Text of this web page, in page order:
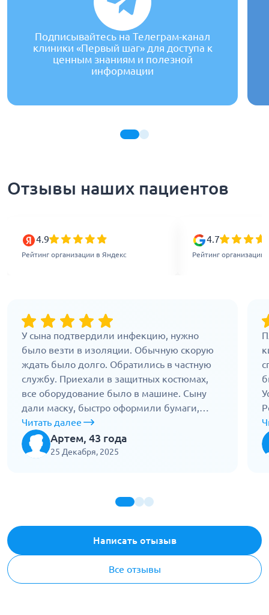
Подписывайтесь на Телеграм-канал
клиники «Первый шаг» для доступа к
ценным знаниям и полезной
информации
Отзывы наших пациентов
4.9
Рейтинг организации в Яндекс
4.7
Рейтинг организации
У сына подтвердили инфекцию, нужно
было везти в изоляции. Обычную скорую
ждать было долго. Обратились в частную
службу. Приехали в защитных костюмах,
все оборудование было в машине. Сыну
дали маску, быстро оформили бумаги,
повезли в отдельное отделение. По дороге
врач не отходил. Машина чистая, после
каждого вызова дезинфекция. Все
Читать далее
Артем, 43 года
25 Декабря, 2025
Написать отызыв
Все отзывы